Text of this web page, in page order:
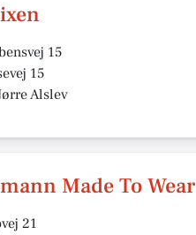
15
15
Alslev
Made To Wear
21